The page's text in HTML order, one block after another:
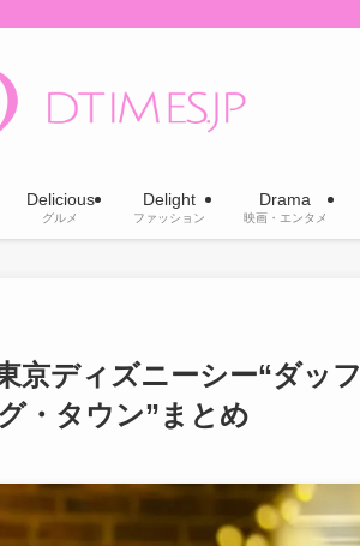
Delicious
グルメ
Delight
ファッション
Drama
映画・エンタメ
京ディズニーシー“ダッ
・タウン”まとめ